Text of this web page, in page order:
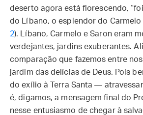
deserto agora está florescendo,
do Líbano, o esplendor do Carmelo
2). Líbano, Carmelo e Saron eram
verdejantes, jardins exuberantes.
comparação que fazemos entre
jardim das delícias de Deus. Pois
do exílio à Terra Santa —
é, digamos, a mensagem final do
nesse entusiasmo de chegar à